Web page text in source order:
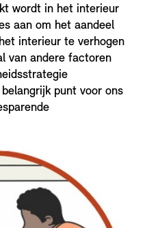
wordt in het interieur
aan om het aandeel
interieur te verhogen
van andere factoren
punt voor ons